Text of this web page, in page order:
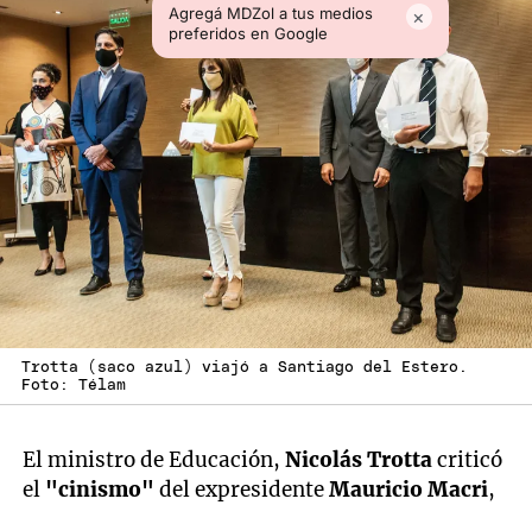
Agregá MDZol a tus medios
preferidos en Google
×
Trotta (saco azul) viajó a Santiago del Estero.
Foto: Télam
El ministro de Educación,Nicolás Trottacriticó
el "cinismo" del expresidenteMauricio Macri,